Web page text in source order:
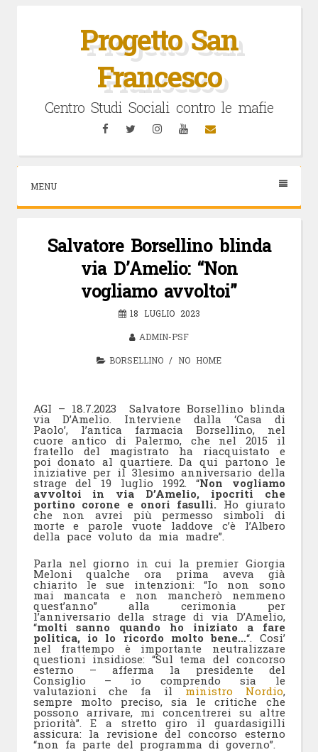
Progetto San
Francesco
Centro Studi Sociali contro le mafie
FacebookTwitterInstagramYouTubeEmail
MENU
Salvatore Borsellino blinda
via D’Amelio: “Non
vogliamo avvoltoi”
18 LUGLIO 2023
ADMIN-PSF
BORSELLINO / NO HOME
AGI – 18.7.2023 Salvatore Borsellino blinda
via D’Amelio. Interviene dalla ‘Casa di
Paolo’, l’antica farmacia Borsellino, nel
cuore antico di Palermo, che nel 2015 il
fratello del magistrato ha riacquistato e
poi donato al quartiere. Da qui partono le
iniziative per il 31esimo anniversario della
strage del 19 luglio 1992. “Non vogliamo
avvoltoi in via D’Amelio, ipocriti che
portino corone e onori fasulli.Ho giurato
che non avrei più permesso simboli di
morte e parole vuote laddove c’è l’Albero
della pace voluto da mia madre”.
Parla nel giorno in cui la premier Giorgia
Meloni qualche ora prima aveva già
chiarito le sue intenzioni: “Io non sono
mai mancata e non mancherò nemmeno
quest’anno” alla cerimonia per
l’anniversario della strage di via D’Amelio,
“molti sanno quando ho iniziato a fare
politica, io lo ricordo molto bene…“. Cosi’
nel frattempo è importante neutralizzare
questioni insidiose: “Sul tema del concorso
esterno – afferma la presidente del
Consiglio – io comprendo sia le
valutazioni che fa ilministro Nordio,
sempre molto preciso, sia le critiche che
possono arrivare, mi concentrerei su altre
priorità”. E a stretto giro il guardasigilli
assicura: la revisione del concorso esterno
“non fa parte del programma di governo”.